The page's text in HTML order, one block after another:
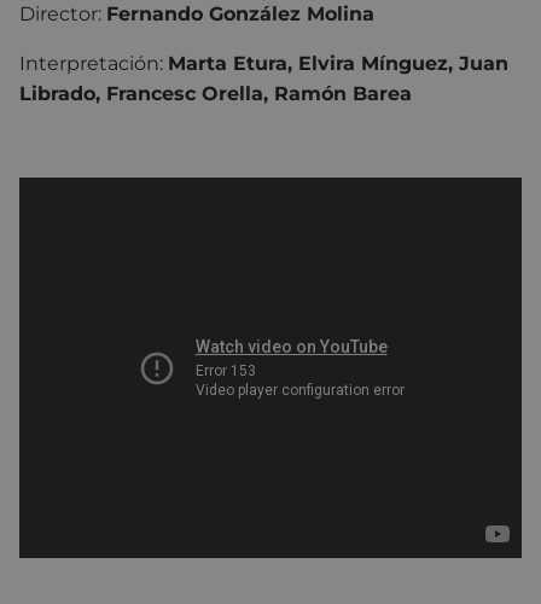
Director: Fernando González Molina
Interpretación: Marta Etura, Elvira Mínguez, Juan
Librado, Francesc Orella, Ramón Barea